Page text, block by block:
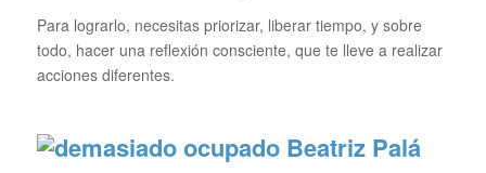
Para lograrlo, necesitas priorizar, liberar tiempo, y sobre
todo, hacer una reflexión consciente, que te lleve a realizar
acciones diferentes.